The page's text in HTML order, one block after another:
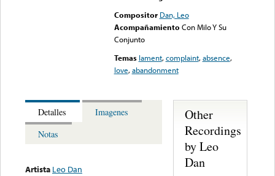
Compositor Dan, Leo
Acompañamiento Con Milo Y Su
Conjunto
Temas lament,complaint,absence,
love,abandonment
Detalles
Imagenes
Notas
Artista Leo Dan
Other
Recordings
by Leo
Dan